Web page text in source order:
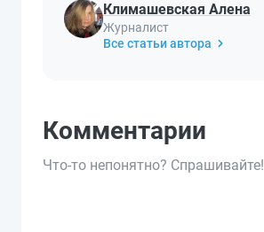
Климашевская Алена
Журналист
Все статьи автора
Комментарии
Что-то непонятно? Спрашивайте!